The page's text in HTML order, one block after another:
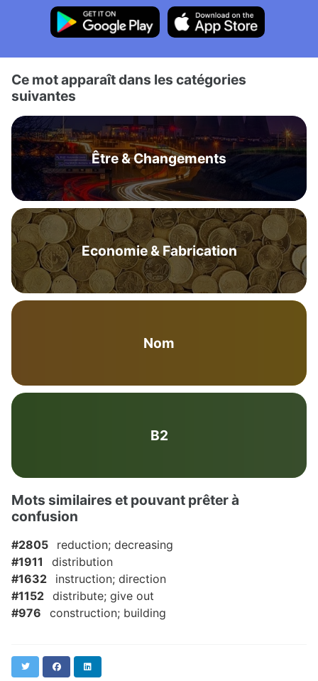
Ce mot apparaît dans les catégories
suivantes
Être & Changements
Economie & Fabrication
Nom
B2
Mots similaires et pouvant prêter à
confusion
#2805
reduction; decreasing
#1911
distribution
#1632
instruction; direction
#1152 distribute; give out
#976
construction; building
Twitter Facebook